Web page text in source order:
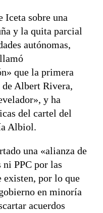
Iceta sobre una
y la quita parcial
autónomas,
que la primera
Albert Rivera,
y ha
del cartel del
Albiol.
una «alianza de
ni PPC por las
existen, por lo que
en minoría
acuerdos